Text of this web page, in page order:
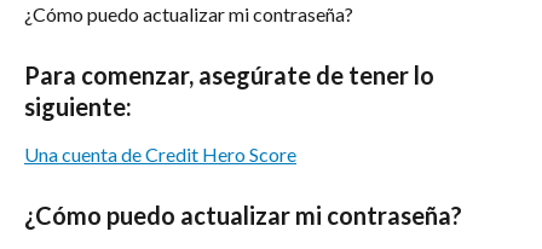
¿Cómo puedo actualizar mi contraseña?
Para comenzar, asegúrate de tener lo
siguiente:
Una cuenta de Credit Hero Score
¿Cómo puedo actualizar mi contraseña?